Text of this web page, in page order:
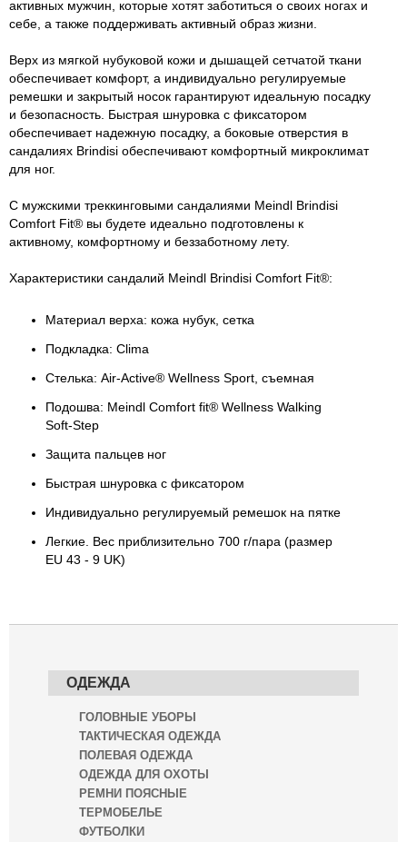
активных мужчин, которые хотят заботиться о своих ногах и
себе, а также поддерживать активный образ жизни.
Верх из мягкой нубуковой кожи и дышащей сетчатой ​​ткани
обеспечивает комфорт, а индивидуально регулируемые
ремешки и закрытый носок гарантируют идеальную посадку
и безопасность. Быстрая шнуровка с фиксатором
обеспечивает надежную посадку, а боковые отверстия в
сандалиях Brindisi обеспечивают комфортный микроклимат
для ног.
С мужскими треккинговыми сандалиями Meindl Brindisi
Comfort Fit® вы будете идеально подготовлены к
активному, комфортному и беззаботному лету.
Характеристики сандалий Meindl Brindisi Comfort Fit®:
Материал верха: кожа нубук, сетка
Подкладка: Clima
Стелька: Air-Active® Wellness Sport, съемная
Подошва: Meindl Comfort fit® Wellness Walking
Soft-Step
Защита пальцев ног
Быстрая шнуровка с фиксатором
Индивидуально регулируемый ремешок на пятке
Легкие. Вес приблизительно 700 г/пара (размер
EU 43 - 9 UK)
ОДЕЖДА
ГОЛОВНЫЕ УБОРЫ
ТАКТИЧЕСКАЯ ОДЕЖДА
ПОЛЕВАЯ ОДЕЖДА
ОДЕЖДА ДЛЯ ОХОТЫ
РЕМНИ ПОЯСНЫЕ
ТЕРМОБЕЛЬЕ
ФУТБОЛКИ